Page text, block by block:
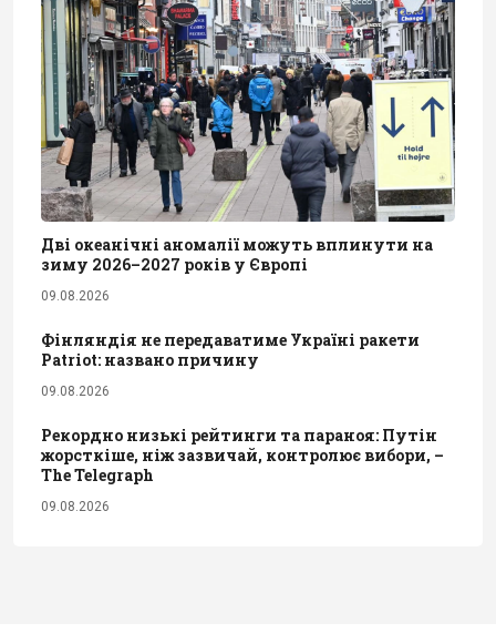
Дві океанічні аномалії можуть вплинути на
зиму 2026–2027 років у Європі
09.08.2026
Фінляндія не передаватиме Україні ракети
Patriot: названо причину
09.08.2026
Рекордно низькі рейтинги та параноя: Путін
жорсткіше, ніж зазвичай, контролює вибори, –
The Telegraph
09.08.2026